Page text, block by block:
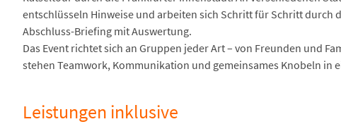
entschlüsseln Hinweise und arbeiten sich Schritt für Schritt durch
Abschluss-Briefing mit Auswertung.
Das Event richtet sich an Gruppen jeder Art – von Freunden und
stehen Teamwork, Kommunikation und gemeinsames Knobeln in
Leistungen inklusive